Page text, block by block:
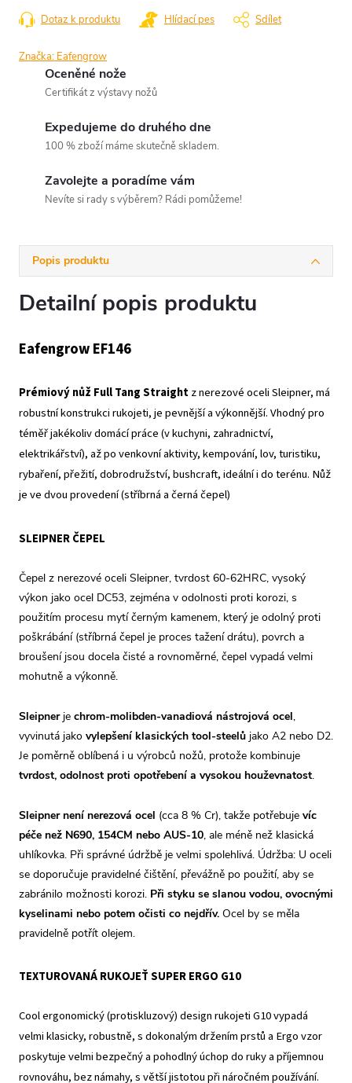
Dotaz k produktu Hlídací pes Sdílet
Značka: Eafengrow
Oceněné nože
Certifikát z výstavy nožů
Expedujeme do druhého dne
100 % zboží máme skutečně skladem.
Zavolejte a poradíme vám
Nevíte si rady s výběrem? Rádi pomůžeme!
Popis produktu
Detailní popis produktu
Eafengrow EF146
Prémiový nůž Full Tang Straightz nerezové oceli Sleipner, má
robustní konstrukci rukojeti, je pevnější a výkonnější. Vhodný pro
téměř jakékoliv domácí práce (v kuchyni, zahradnictví,
elektrikářství), až po venkovní aktivity, kempování, lov, turistiku,
rybaření, přežití, dobrodružství, bushcraft, ideální i do terénu. Nůž
je ve dvou provedení (stříbrná a černá čepel)
SLEIPNER ČEPEL
Čepel z nerezové oceli Sleipner, tvrdost 60-62HRC, vysoký
výkon jako ocel DC53, zejména v odolnosti proti korozi, s
použitím procesu mytí černým kamenem, který je odolný proti
poškrábání (stříbrná čepel je proces tažení drátu), povrch a
broušení jsou docela čisté a rovnoměrné, čepel vypadá velmi
mohutně a výkonně.
Sleipnerje chrom-molibden-vanadiová nástrojová ocel,
vyvinutá jako vylepšení klasických tool-steelů jako A2 nebo D2.
Je poměrně oblíbená i u výrobců nožů, protože kombinuje
tvrdost, odolnost proti opotřebení a vysokou houževnatost.
Sleipner není nerezová ocel (cca 8 % Cr), takže potřebuje víc
péče než N690, 154CM nebo AUS-10, ale méně než klasická
uhlíkovka. Při správné údržbě je velmi spolehlivá. Údržba: U oceli
se doporučuje pravidelné čištění, převážně po použití, aby se
zabránilo možnosti korozi. Při styku se slanou vodou, ovocnými
kyselinami nebo potem očisti co nejdřív. Ocel by se měla
pravidelně potřít olejem.
TEXTUROVANÁ RUKOJEŤ SUPER ERGO G10
Cool ergonomický (protiskluzový) design rukojeti G10 vypadá
velmi klasicky, robustně, s dokonalým držením prstů a Ergo vzor
poskytuje velmi bezpečný a pohodlný úchop do ruky a příjemnou
rovnováhu, bez námahy, s větší jistotou při náročném používání.